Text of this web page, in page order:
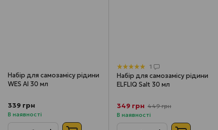
Набір для самозамісу рідини
WES AI 30 мл
339 грн
В наявності
1
Набір для самозамісу рідини
ELFLIQ Salt 30 мл
349 грн 449 грн
В наявності